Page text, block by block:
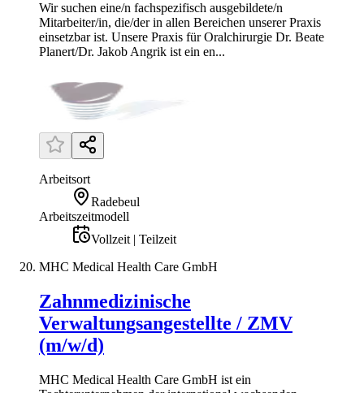
Wir suchen eine/n fachspezifisch ausgebildete/n
Mitarbeiter/in, die/der in allen Bereichen unserer Praxis
einsetzbar ist. Unsere Praxis für Oralchirurgie Dr. Beate
Planert/Dr. Jakob Angrik ist ein en...
Arbeitsort
Radebeul
Arbeitszeitmodell
Vollzeit | Teilzeit
MHC Medical Health Care GmbH
Zahnmedizinische
Verwaltungsangestellte / ZMV
(m/w/d)
MHC Medical Health Care GmbH ist ein